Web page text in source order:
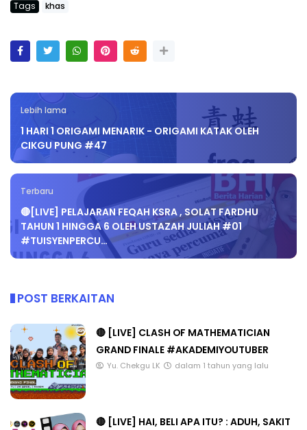
Tags khas
Lebih lama
1 HARI 1 ORIGAMI MENARIK - ORIGAMI KATAK OLEH
CIKGU PUNG #47
Terbaru
🔴[LIVE] PELAJARAN FEQAH KSRA , SOLAT FARDHU
TAHUN 1 HINGGA 6 OLEH USTAZAH JULIAH #01
#TUISYENPERCU…
POST BERKAITAN
🔴 [LIVE] CLASH OF MATHEMATICIAN
GRAND FINALE #AKADEMIYOUTUBER
Yu. Chekgu LK dalam 1 tahun yang lalu
🔴 [LIVE] HAI, BELI APA ITU? : ADUH, SAKIT